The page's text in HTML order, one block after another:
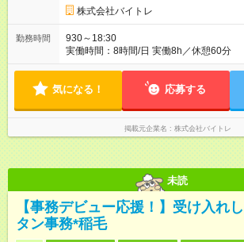
株式会社バイトレ
勤務時間
930～18:30
実働時間：8時間/日 実働8h／休憩60分
気になる！ 応募する
掲載元企業名 株式会社バイトレ
未読
【事務デビュー応援！】受け入れ
タン事務*稲毛